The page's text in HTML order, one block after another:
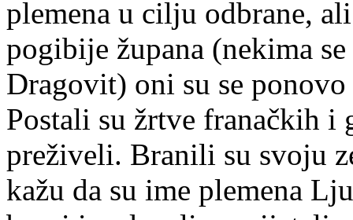
plemena u cilju odbrane,
pogibije župana (nekima
Dragovit) oni su se
Postali su žrtve franačkih i
preživeli. Branili su svoju
kažu da su ime plemena